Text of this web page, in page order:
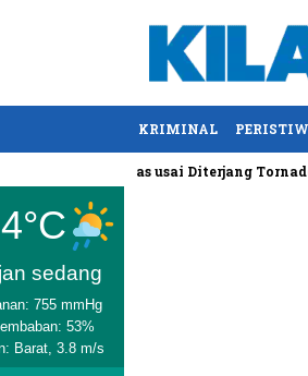
KRIMINAL
AS Tewas usai Diterjang Tornado
sedang
755 mmHg
53%
Barat, 3.8 m/s